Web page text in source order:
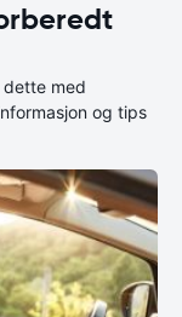
dette med
og tips